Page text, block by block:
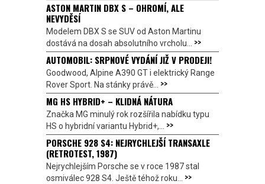
ASTON MARTIN DBX S – OHROMÍ, ALE
NEVYDĚSÍ
Modelem DBX S se SUV od Aston Martinu
dostává na dosah absolutního vrcholu... >>
AUTOMOBIL: SRPNOVÉ VYDÁNÍ JIŽ V PRODEJI!
Goodwood, Alpine A390 GT i elektrický Range
Rover Sport. Na stánky právě... >>
MG HS HYBRID+ – KLIDNÁ NÁTURA
Značka MG minulý rok rozšířila nabídku typu
HS o hybridní variantu Hybrid+,... >>
PORSCHE 928 S4: NEJRYCHLEJŠÍ TRANSAXLE
(RETROTEST, 1987)
Nejrychlejším Porsche se v roce 1987 stal
osmiválec 928 S4. Ještě téhož roku... >>